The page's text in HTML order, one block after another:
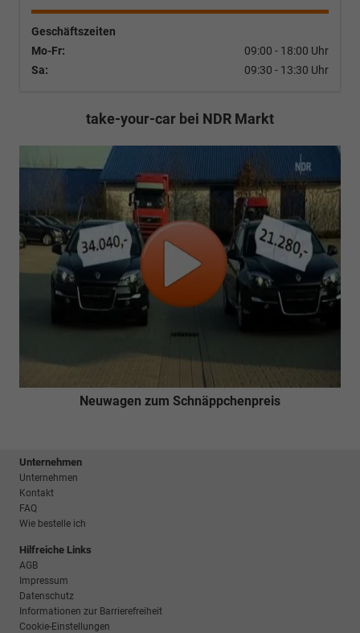
Geschäftszeiten
Mo-Fr:
09:00 - 18:00 Uhr
Sa:
09:30 - 13:30 Uhr
take-your-car bei NDR Markt
Neuwagen zum Schnäppchenpreis
Unternehmen
Unternehmen
Kontakt
FAQ
Wie bestelle ich
Hilfreiche Links
AGB
Impressum
Datenschutz
Informationen zur Barrierefreiheit
Cookie-Einstellungen